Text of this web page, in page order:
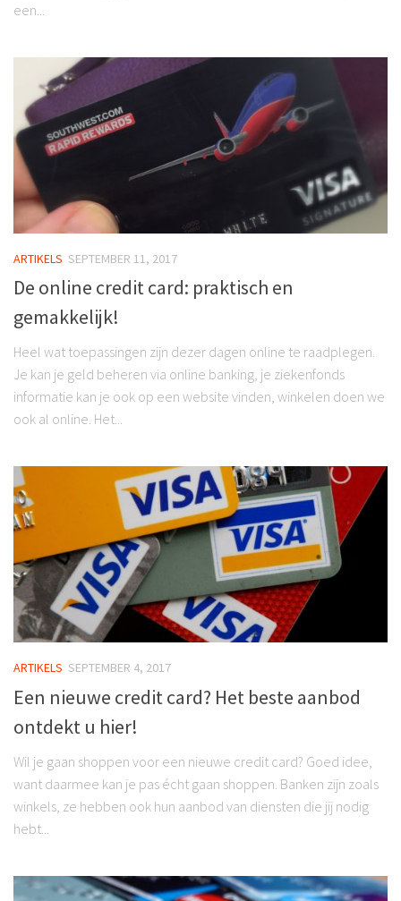
een...
ARTIKELS SEPTEMBER 11, 2017
De online credit card: praktisch en
gemakkelijk!
Heel wat toepassingen zijn dezer dagen online te raadplegen.
Je kan je geld beheren via online banking, je ziekenfonds
informatie kan je ook op een website vinden, winkelen doen we
ook al online. Het...
ARTIKELS SEPTEMBER 4, 2017
Een nieuwe credit card? Het beste aanbod
ontdekt u hier!
Wil je gaan shoppen voor een nieuwe credit card? Goed idee,
want daarmee kan je pas écht gaan shoppen. Banken zijn zoals
winkels, ze hebben ook hun aanbod van diensten die jij nodig
hebt...